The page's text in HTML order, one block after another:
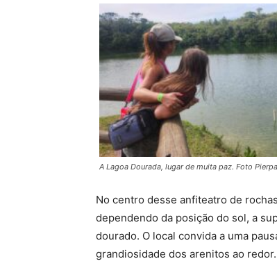
A Lagoa Dourada, lugar de muita paz. Foto
No centro desse anfiteatro de
dependendo da posição do sol, a
dourado. O local convida a uma
grandiosidade dos arenitos ao redor.